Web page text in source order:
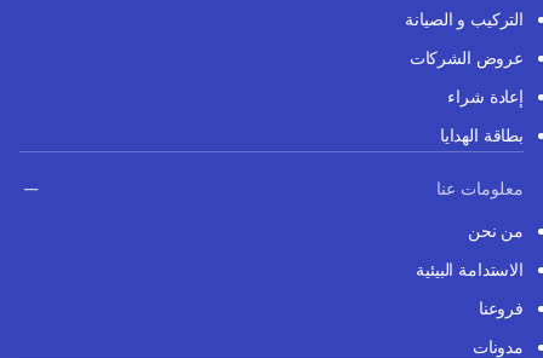
التركيب و الصيانة
عروض الشركات
إعادة شراء
بطاقة الهدايا
معلومات عنا
من نحن
الاستدامة البيئية
فروعنا
مدونات